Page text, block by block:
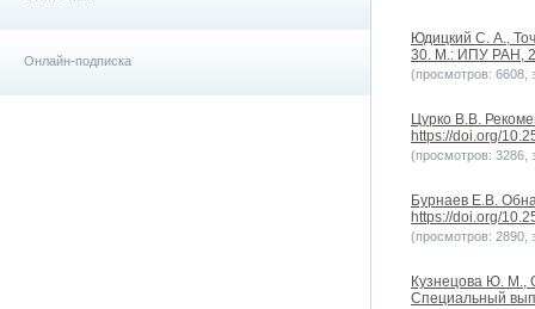
Онлайн-подписка
Юдицкий С. А.,
30. М.: ИПУ РАН,
(просмотров: 6608,
Цурко В.В.
https://doi.org/
(просмотров: 3286,
Бурнаев Е.В.
https://doi.org/
(просмотров: 2890,
Кузнецова Ю. М.,
Специальный